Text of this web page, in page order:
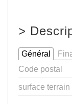
>
Général
Code postal
surface terrain